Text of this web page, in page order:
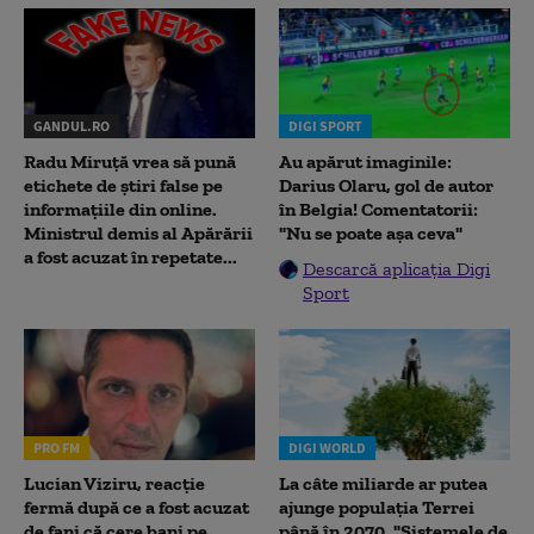
GANDUL.RO
Radu Miruţă vrea să pună
etichete de știri false pe
informațiile din online.
Ministrul demis al Apărării
a fost acuzat în repetate...
DIGI SPORT
Au apărut imaginile:
Darius Olaru, gol de autor
în Belgia! Comentatorii:
"Nu se poate așa ceva"
Descarcă aplicația Digi
Sport
PRO FM
Lucian Viziru, reacție
fermă după ce a fost acuzat
DIGI WORLD
La câte miliarde ar putea
ajunge populația Terrei